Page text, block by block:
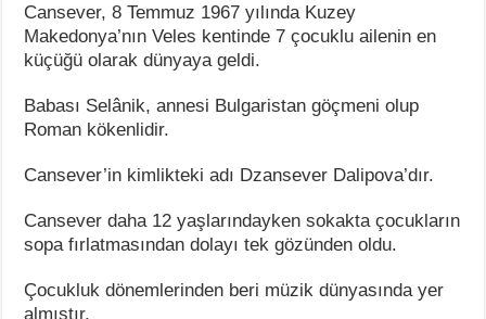
Cansever, 8 Temmuz 1967 yılında Kuzey
Makedonya’nın Veles kentinde 7 çocuklu ailenin en
küçüğü olarak dünyaya geldi.
Babası Selânik, annesi Bulgaristan göçmeni olup
Roman kökenlidir.
Cansever’in kimlikteki adı Dzansever Dalipova’dır.
Cansever daha 12 yaşlarındayken sokakta çocukların
sopa fırlatmasından dolayı tek gözünden oldu.
Çocukluk dönemlerinden beri müzik dünyasında yer
almıştır.